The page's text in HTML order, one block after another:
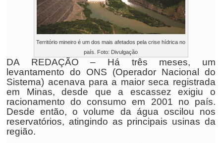
Território mineiro é um dos mais afetados pela crise hídrica no
país. Foto: Divulgação
DA REDAÇÃO – Há três meses, um
levantamento do ONS (Operador Nacional do
Sistema) acenava para a maior seca registrada
em Minas, desde que a escassez exigiu o
racionamento do consumo em 2001 no país.
Desde então, o volume da água oscilou nos
reservatórios, atingindo as principais usinas da
região.